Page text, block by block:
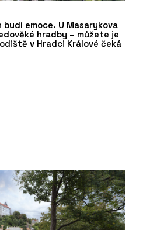
emoce. U Masarykova
hradby – můžete je
v Hradci Králové čeká